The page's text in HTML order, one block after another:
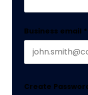
Business email *
Create